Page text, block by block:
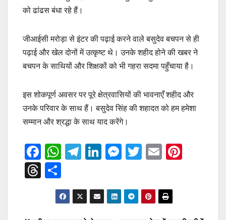
को ढांढस बंधा रहे हैं।
जीआईसी मरोड़ा से इंटर की पढ़ाई करने वाले बसुदेव बचपन से ही
पढ़ाई और खेल दोनों में उत्कृष्ट थे। उनके शहीद होने की खबर ने
बचपन के साथियों और शिक्षकों को भी गहरा सदमा पहुँचाया है।
इस शोकपूर्ण अवसर पर पूरे क्षेत्रवासियों की भावनाएँ शहीद और
उनके परिवार के साथ हैं। बसुदेव सिंह की शहादत को हम हमेशा
सम्मान और श्रद्धा के साथ याद करेंगे।
F
a
c
b
W
s
A
T
gr
a
Li
e
dI
M
e
n
T
er
E
st
T
hr h
ar